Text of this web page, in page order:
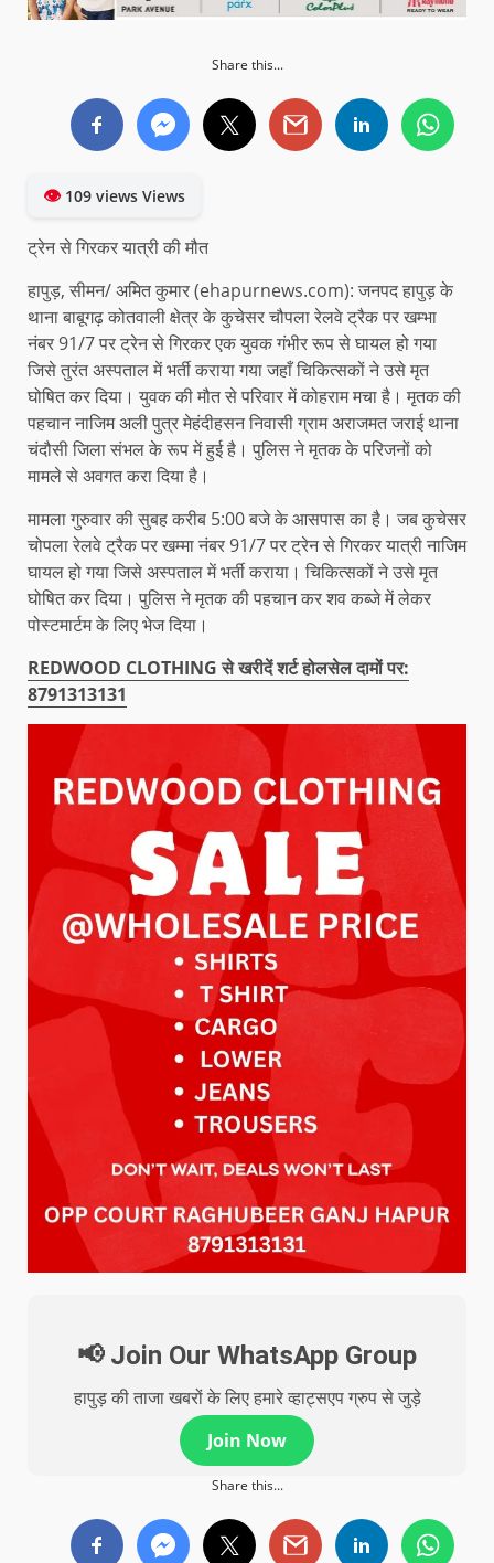
Share this...
👁109 views Views
ट्रेन से गिरकर यात्री की मौत
हापुड़, सीमन/ अमित कुमार (ehapurnews.com): जनपद हापुड़ के
थाना बाबूगढ़ कोतवाली क्षेत्र के कुचेसर चौपला रेलवे ट्रैक पर खम्भा
नंबर 91/7 पर ट्रेन से गिरकर एक युवक गंभीर रूप से घायल हो गया
जिसे तुरंत अस्पताल में भर्ती कराया गया जहाँ चिकित्सकों ने उसे मृत
घोषित कर दिया। युवक की मौत से परिवार में कोहराम मचा है। मृतक की
पहचान नाजिम अली पुत्र मेहंदीहसन निवासी ग्राम अराजमत जराई थाना
चंदौसी जिला संभल के रूप में हुई है। पुलिस ने मृतक के परिजनों को
मामले से अवगत करा दिया है।
मामला गुरुवार की सुबह करीब 5:00 बजे के आसपास का है। जब कुचेसर
चोपला रेलवे ट्रैक पर खम्मा नंबर 91/7 पर ट्रेन से गिरकर यात्री नाजिम
घायल हो गया जिसे अस्पताल में भर्ती कराया। चिकित्सकों ने उसे मृत
घोषित कर दिया। पुलिस ने मृतक की पहचान कर शव कब्जे में लेकर
पोस्टमार्टम के लिए भेज दिया।
REDWOOD CLOTHING से खरीदें शर्ट होलसेल दामों पर:
8791313131
📢 Join Our WhatsApp Group
हापुड़ की ताजा खबरों के लिए हमारे व्हाट्सएप ग्रुप से जुड़े
Join Now
Share this...